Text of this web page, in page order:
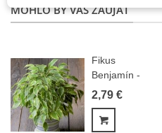
MOHLO BY VÁS ZAUJAŤ
Fikus
Benjamín -
Ficus
-...
2,79 €
Pridať do